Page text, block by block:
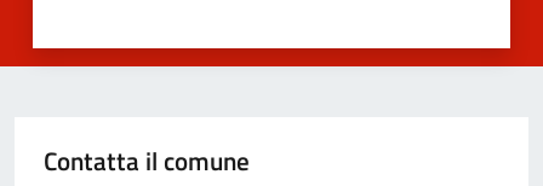
Contatta il comune